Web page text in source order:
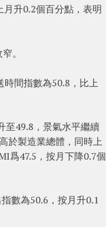
升0.2個百分點，表明
。
間指數為50.8，比上
至49.8，景氣水平繼續
於製造業總體，同時上
爲47.5，按月下降0.7個
數為50.6，按月升0.1